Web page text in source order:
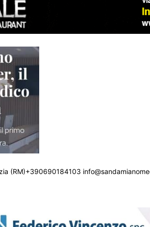
(RM)+390690184103